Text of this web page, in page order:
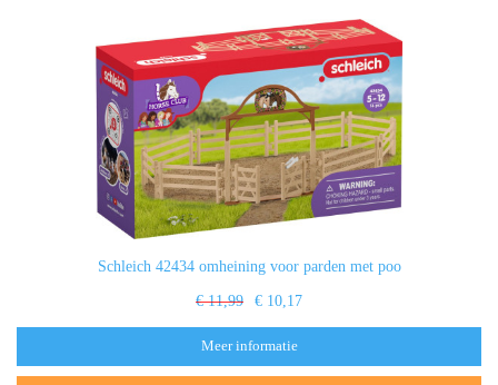
Schleich 42434 omheining voor parden met poo
€ 11,99 € 10,17
Meer informatie